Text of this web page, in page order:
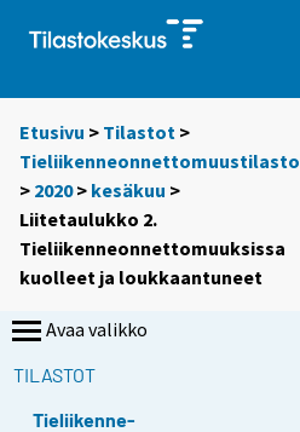
Etusivu > Tilastot >
Tieliikenneonnettomuustilasto
> 2020> kesäkuu >
Liitetaulukko 2.
Tieliikenneonnettomuuksissa
kuolleet ja loukkaantuneet
Avaa valikko
TILASTOT
Tieliikenne-